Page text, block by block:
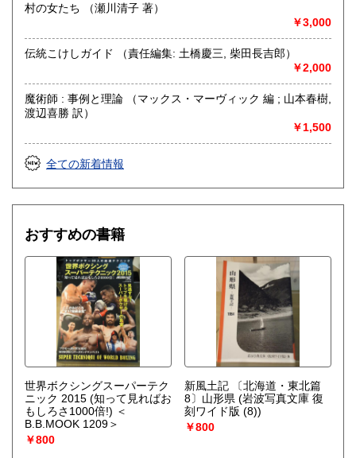
村の女たち （瀬川清子 著）
￥3,000
伝統こけしガイド （責任編集: 土橋慶三, 柴田長吉郎）
￥2,000
魔術師 : 事例と理論 （マックス・マーヴィック 編 ; 山本春樹,
渡辺喜勝 訳）
￥1,500
全ての新着情報
おすすめの書籍
世界ボクシングスーパーテク
ニック 2015 (知って見ればお
もしろさ1000倍!) ＜
B.B.MOOK 1209＞
￥800
新風土記 〔北海道・東北篇
8〕山形県 (岩波写真文庫 復
刻ワイド版 (8))
￥800